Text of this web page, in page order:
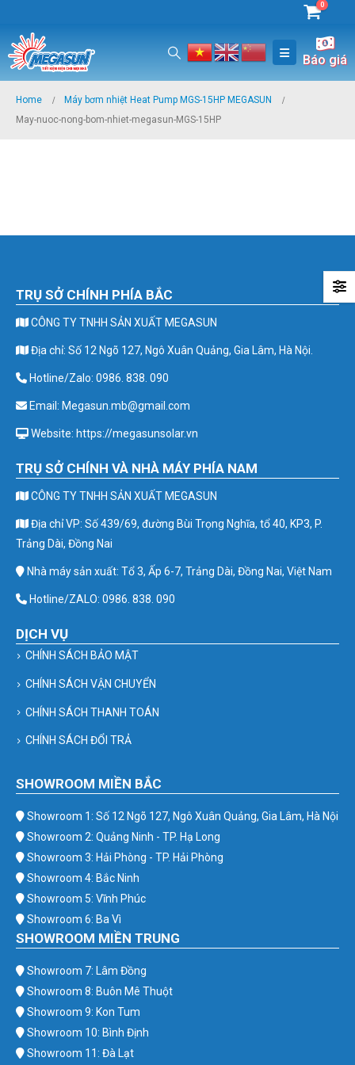
0
Báo giá
Home
Máy bơm nhiệt Heat Pump MGS-15HP MEGASUN
May-nuoc-nong-bom-nhiet-megasun-MGS-15HP
TRỤ SỞ CHÍNH PHÍA BẮC
CÔNG TY TNHH SẢN XUẤT MEGASUN
Địa chỉ: Số 12 Ngõ 127, Ngô Xuân Quảng, Gia Lâm, Hà Nội.
Hotline/Zalo: 0986. 838. 090
Email: Megasun.mb@gmail.com
Website: https://megasunsolar.vn
TRỤ SỞ CHÍNH VÀ NHÀ MÁY PHÍA NAM
CÔNG TY TNHH SẢN XUẤT MEGASUN
Địa chỉ VP: Số 439/69, đường Bùi Trọng Nghĩa, tổ 40, KP3, P.
Trảng Dài, Đồng Nai
Nhà máy sản xuất: Tổ 3, Ấp 6-7, Trảng Dài, Đồng Nai, Việt Nam
Hotline/ZALO: 0986. 838. 090
DỊCH VỤ
CHÍNH SÁCH BẢO MẬT
CHÍNH SÁCH VẬN CHUYỂN
CHÍNH SÁCH THANH TOÁN
CHÍNH SÁCH ĐỔI TRẢ
SHOWROOM MIỀN BẮC
Showroom 1: Số 12 Ngõ 127, Ngô Xuân Quảng, Gia Lâm, Hà Nội
Showroom 2: Quảng Ninh - TP. Hạ Long
Showroom 3: Hải Phòng - TP. Hải Phòng
Showroom 4: Bắc Ninh
Showroom 5: Vĩnh Phúc
Showroom 6: Ba Vì
SHOWROOM MIỀN TRUNG
Showroom 7: Lâm Đồng
Showroom 8: Buôn Mê Thuột
Showroom 9: Kon Tum
Showroom 10: Bình Định
Showroom 11: Đà Lạt